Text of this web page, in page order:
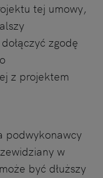
tej umowy,
zgodę
z projektem
podwykonawcy
w
być dłuższy